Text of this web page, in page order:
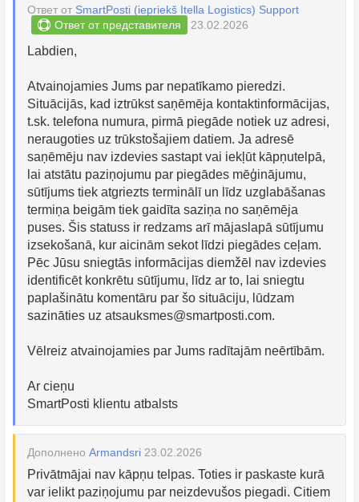
Ответ от SmartPosti (iepriekš Itella Logistics) Support
Ответ от представителя
23.02.2026
Labdien,
Atvainojamies Jums par nepatīkamo pieredzi.
Situācijās, kad iztrūkst saņēmēja kontaktinformācijas,
t.sk. telefona numura, pirmā piegāde notiek uz adresi,
neraugoties uz trūkstošajiem datiem. Ja adresē
saņēmēju nav izdevies sastapt vai iekļūt kāpņutelpā,
lai atstātu paziņojumu par piegādes mēģinājumu,
sūtījums tiek atgriezts terminālī un līdz uzglabāšanas
termiņa beigām tiek gaidīta saziņa no saņēmēja
puses. Šis statuss ir redzams arī mājaslapā sūtījumu
izsekošanā, kur aicinām sekot līdzi piegādes ceļam.
Pēc Jūsu sniegtās informācijas diemžēl nav izdevies
identificēt konkrētu sūtījumu, līdz ar to, lai sniegtu
paplašinātu komentāru par šo situāciju, lūdzam
sazināties uz atsauksmes@smartposti.com.
Vēlreiz atvainojamies par Jums radītajām neērtībām.
Ar cieņu
SmartPosti klientu atbalsts
Дополнено Armandsri 23.02.2026
Privātmājai nav kāpņu telpas. Toties ir paskaste kurā
var ielikt paziņojumu par neizdevušos piegadi. Citiem